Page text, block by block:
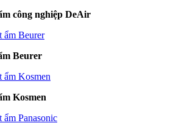
công nghiệp DeAir
Beurer
Kosmen